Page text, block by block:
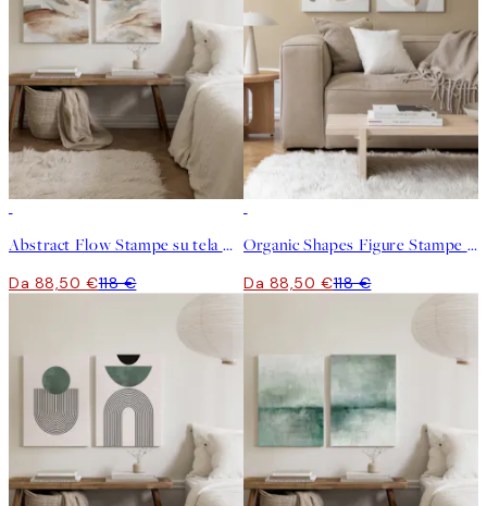
Abstract Flow Stampe su tela Duo
Da 88,50 €118 €
Organic Shapes Figure Stampe su tela Duo
Da 88,50 €118 €